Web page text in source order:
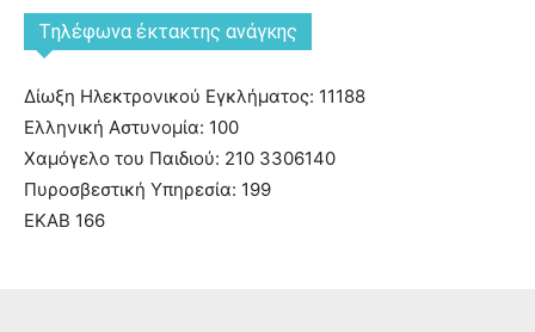
Tηλέφωνα έκτακτης ανάγκης
Δίωξη Ηλεκτρονικού Εγκλήματος: 11188
Ελληνική Αστυνομία: 100
Χαμόγελο του Παιδιού: 210 3306140
Πυροσβεστική Υπηρεσία: 199
ΕΚΑΒ 166